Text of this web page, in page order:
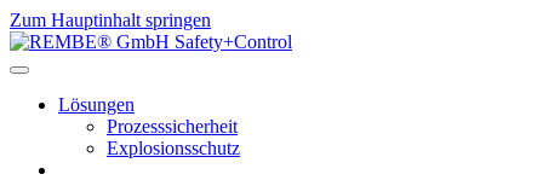
Zum Hauptinhalt springen
Lösungen
Prozesssicherheit
Explosionsschutz